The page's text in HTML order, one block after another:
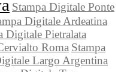
Stampa Digitale Ponte
Digitale Ardeatina
Digitale Pietralata
Roma Stampa
Largo Argentina